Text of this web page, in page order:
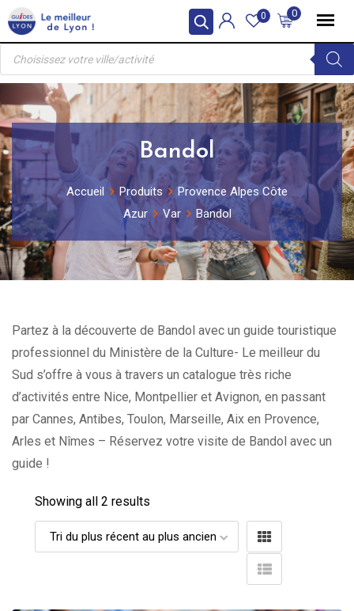
Skip
to
content
0
0
Recherche
produits
Bandol
Accueil Produits
Provence Alpes Côte
Azur
Var Bandol
Partez à la découverte de Bandol avec un guide touristique
professionnel du Ministère de la Culture- Le meilleur du
Sud s’offre à vous à travers un catalogue très riche
d’activités entre Nice, Montpellier et Avignon, en passant
par Cannes, Antibes, Toulon, Marseille, Aix en Provence,
Arles et Nîmes – Réservez votre visite de Bandol avec un
guide !
Showing all 2 results